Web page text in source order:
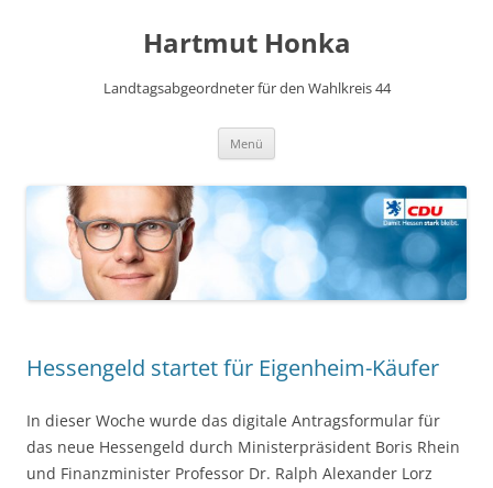
Hartmut Honka
Landtagsabgeordneter für den Wahlkreis 44
Menü
Hessengeld startet für Eigenheim-Käufer
In dieser Woche wurde das digitale Antragsformular für
das neue Hessengeld durch Ministerpräsident Boris Rhein
und Finanzminister Professor Dr. Ralph Alexander Lorz